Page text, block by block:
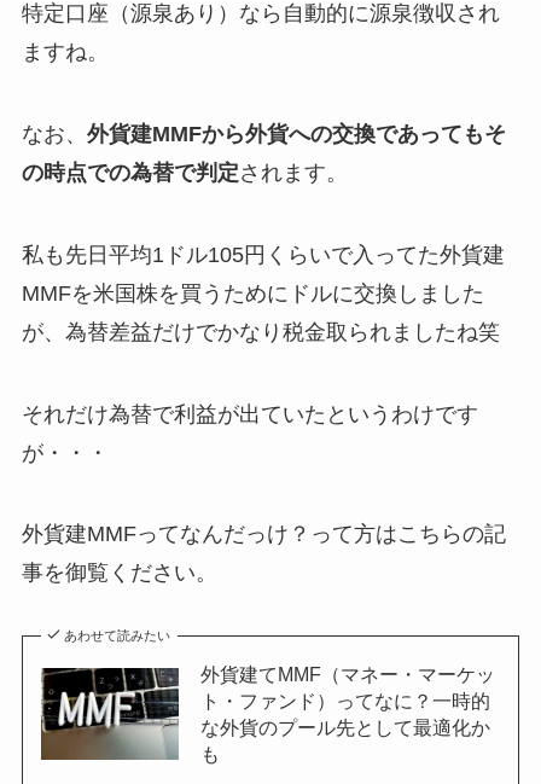
特定口座（源泉あり）なら自動的に源泉徴収され
ますね。
なお、 外貨建MMFから外貨への交換であってもそ
の時点での為替で判定されます。
私も先日平均1ドル105円くらいで入ってた外貨建
MMFを米国株を買うためにドルに交換しました
が、為替差益だけでかなり税金取られましたね笑
それだけ為替で利益が出ていたというわけです
が・・・
外貨建MMFってなんだっけ？って方はこちらの記
事を御覧ください。
あわせて読みたい
外貨建てMMF（マネー・マーケッ
ト・ファンド）ってなに？一時的
な外貨のプール先として最適化か
も